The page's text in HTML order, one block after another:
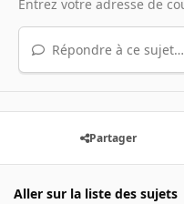
Répondre à ce sujet…
Partager
Aller sur la liste des sujets